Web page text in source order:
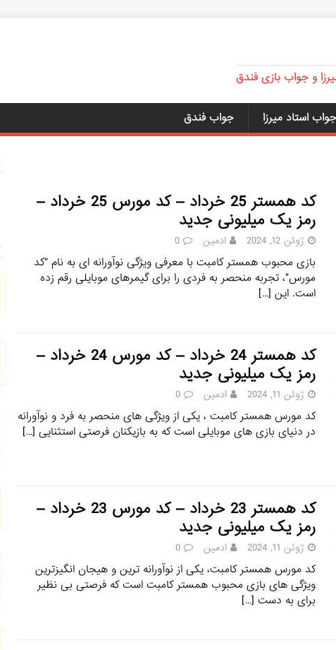
و جواب بازی فندق
جواب استاد میرزا جواب فندق
کد همستر 25 خرداد – کد مورس 25 خرداد –
رمز یک میلیونی جدید
ژوئن 12, 2024 ادمین 0
بازی محبوب همستر کامبت با معرفی ویژگی نوآورانه‌ ای به نام “کد
مورس”، تجربه منحصر به فردی را برای گیمرهای موبایلی رقم زده
است. این […]
کد همستر 24 خرداد – کد مورس 24 خرداد –
رمز یک میلیونی جدید
ژوئن 11, 2024 ادمین 0
کد مورس همستر کامبت ، یکی از ویژگی های منحصر به فرد و نوآورانه
در دنیای بازی های موبایلی است که به بازیکنان فرصتی استثنایی […]
کد همستر 23 خرداد – کد مورس 23 خرداد –
رمز یک میلیونی جدید
ژوئن 11, 2024 ادمین 0
کد مورس همستر کامبت، یکی از نوآورانه ترین و هیجان انگیزترین
ویژگی های بازی محبوب همستر کامبت است که فرصتی بی نظیر
برای به دست […]